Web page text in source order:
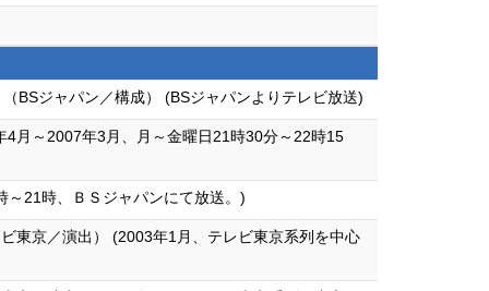
BSジャパン／構成） (BSジャパンよりテレビ放送)
4月～2007年3月、月～金曜日21時30分～22時15
～21時、ＢＳジャパンにて放送。)
東京／演出） (2003年1月、テレビ東京系列を中心